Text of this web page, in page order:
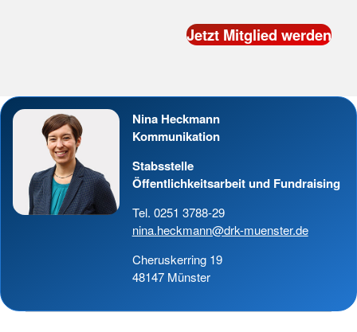
Nina Heckmann
Kommunikation
Stabsstelle
Öffentlichkeitsarbeit und Fundraising
Tel. 0251 3788-29
nina.heckmann@drk-muenster.de
Cheruskerring 19
48147 Münster